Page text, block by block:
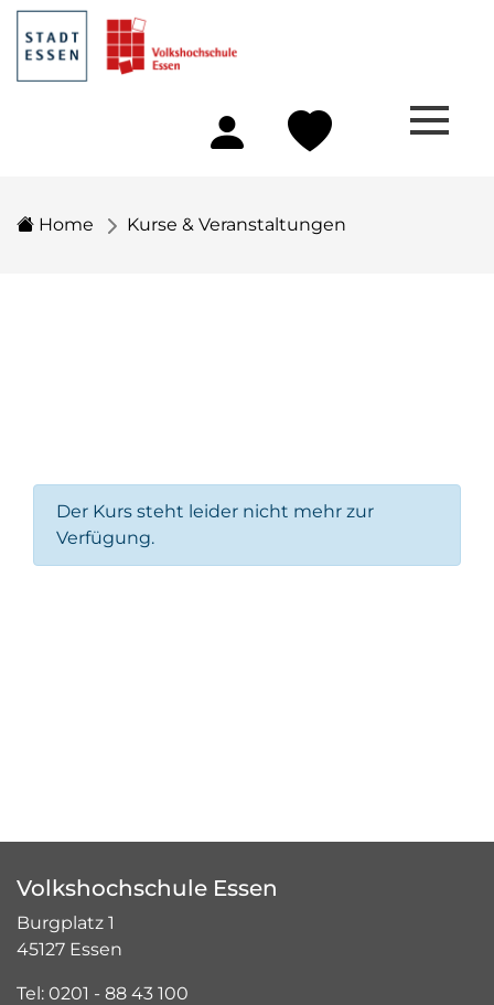
Home Kurse & Veranstaltungen
Der Kurs steht leider nicht mehr zur
Verfügung.
Volkshochschule Essen
Burgplatz 1
45127 Essen
Tel: 0201 - 88 43 100